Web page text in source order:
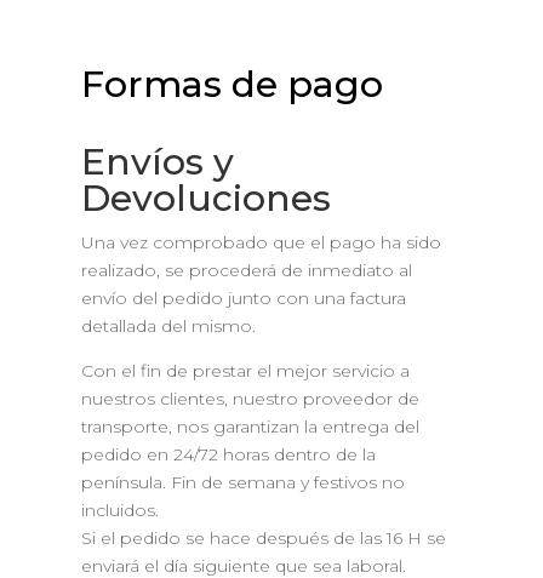
Formas de pago
Envíos y
Devoluciones
Una vez comprobado que el pago ha sido
realizado, se procederá de inmediato al
envío del pedido junto con una factura
detallada del mismo.
Con el fin de prestar el mejor servicio a
nuestros clientes, nuestro proveedor de
transporte, nos garantizan la entrega del
pedido en 24/72 horas dentro de la
península. Fin de semana y festivos no
incluidos.
Si el pedido se hace después de las 16 H se
enviará el día siguiente que sea laboral.